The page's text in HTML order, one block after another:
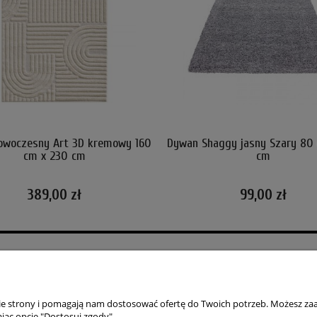
Art 3D kremowy 160
cm x 230 cm
389,00 zł
Dywan Shaggy jasny Szary 80
cm
99,00 zł
Czas realizacji zamówienia
strony i pomagają nam dostosować ofertę do Twoich potrzeb. Możesz